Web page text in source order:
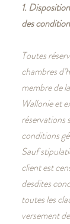
1.
des
Toutes
chambres
membre de
Wallonie et
réservations
conditions
Sauf
client est
desdites
toutes les
versement